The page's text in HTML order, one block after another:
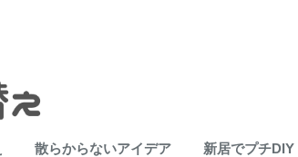
散らからないアイデア 新居でプチDIY